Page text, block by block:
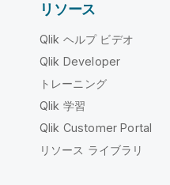
リソース
Qlik ヘルプ ビデオ
Qlik Developer
トレーニング
Qlik 学習
Qlik Customer Portal
リソース ライブラリ